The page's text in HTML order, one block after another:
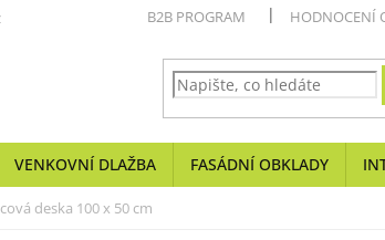
B2B PROGRAM HODNOCENÍ
VENKOVNÍ DLAŽBA FASÁDNÍ OBKLADY
deska 100 x 50 cm